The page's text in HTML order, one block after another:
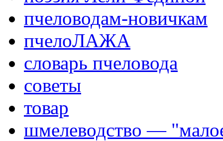
пчеловодам-новичкам
пчелоЛАЖА
словарь пчеловода
советы
товар
шмелеводство —